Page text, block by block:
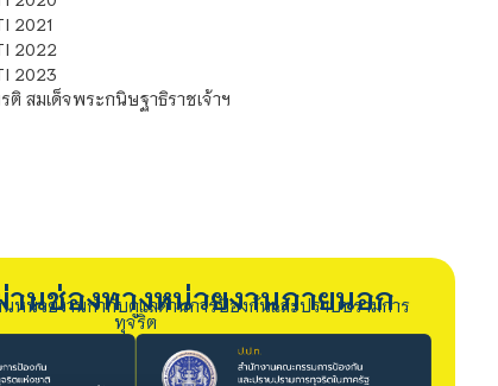
2021
2022
2023
ติ สมเด็จพระกนิษฐาธิราชเจ้าฯ
านช่องทางหน่วยงานภายนอก
นหน่วยงานกำกับดูแลด้านการป้องกันและปราบปรามการ
ทุจริต